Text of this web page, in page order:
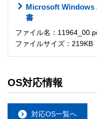
Microsoft Windows
書
ファイル名：
ファイルサイズ：219KB
OS対応情報
対応OS一覧へ